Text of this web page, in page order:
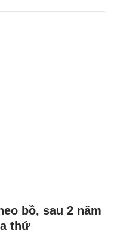
bồ, sau 2 năm
thứ